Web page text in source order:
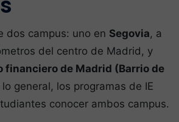
dos campus: uno en Segovia, a
del centro de Madrid, y
financiero de Madrid (Barrio de
lo general, los programas de IE
conocer ambos campus.